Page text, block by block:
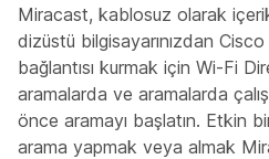
Miracast, kablosuz olarak
dizüstü bilgisayarınızdan
bağlantısı kurmak için Wi-Fi
aramalarda ve aramalarda
önce aramayı başlatın. Etkin
arama yapmak veya almak